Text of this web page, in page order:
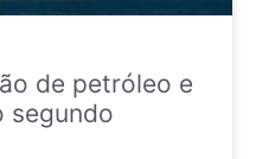
de petróleo e
segundo